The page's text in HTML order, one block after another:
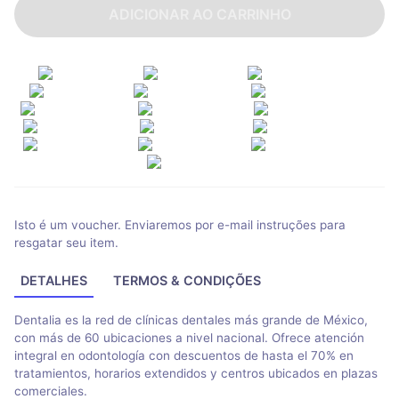
Isto é um voucher. Enviaremos por e-mail instruções para
resgatar seu item.
DETALHES TERMOS & CONDIÇÕES
Dentalia es la red de clínicas dentales más grande de México,
con más de 60 ubicaciones a nivel nacional. Ofrece atención
integral en odontología con descuentos de hasta el 70% en
tratamientos, horarios extendidos y centros ubicados en plazas
comerciales.